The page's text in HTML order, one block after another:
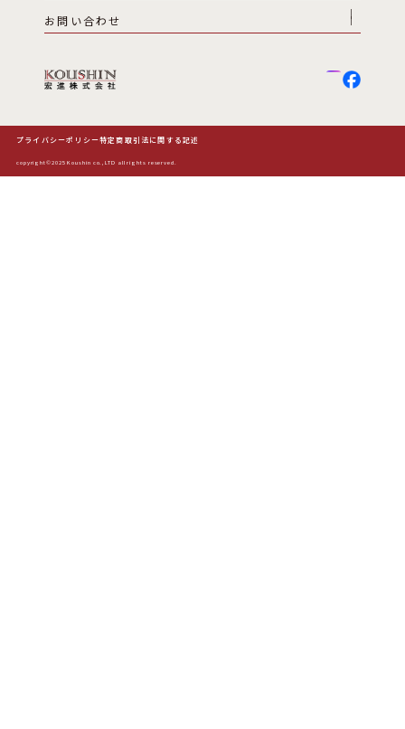
お問い合わせ
プライバシーポリシー特定商取引法に関する記述
copyright©2025 Koushin co.,LTD all rights reserved.